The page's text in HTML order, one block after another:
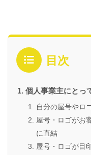
目次
個人事業主にとっ
自分の屋号やロ
屋号・ロゴがお
に直結
屋号・ロゴが目